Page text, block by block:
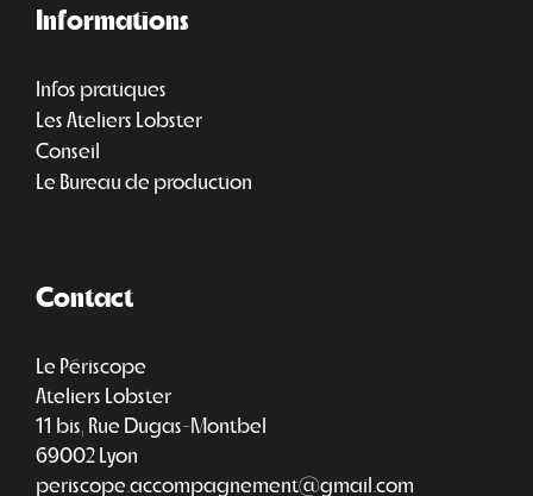
Informations
Infos pratiques
Les Ateliers Lobster
Conseil
Le Bureau de production
Contact
Le Périscope
Ateliers Lobster
11 bis, Rue Dugas-Montbel
69002 Lyon
periscope.accompagnement@gmail.com